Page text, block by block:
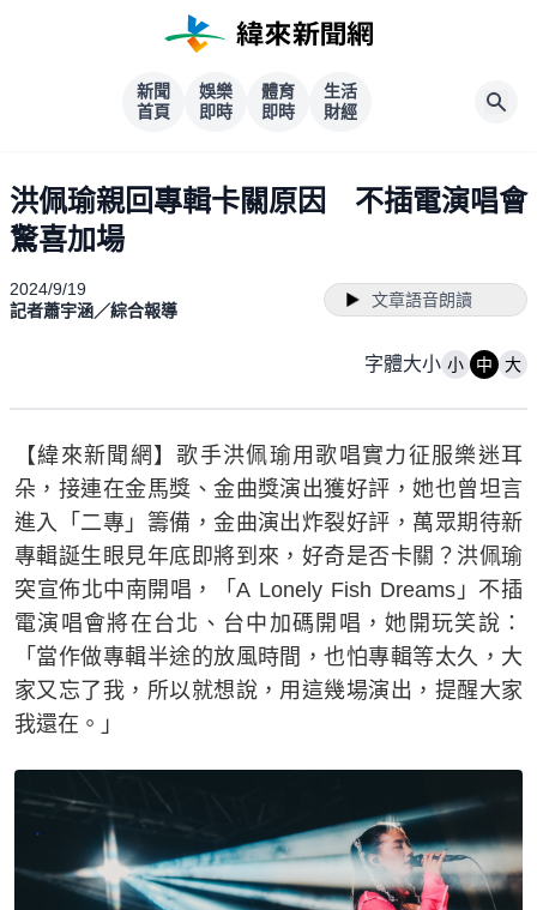
新聞
首頁
娛樂
即時
體育
即時
生活
財經
洪佩瑜親回專輯卡關原因 不插電演唱會
驚喜加場
2024/9/19
記者蕭宇涵／綜合報導
文章語音朗讀
字體大小 小 中 大
【緯來新聞網】歌手洪佩瑜用歌唱實力征服樂迷耳
朵，接連在金馬獎、金曲獎演出獲好評，她也曾坦言
進入「二專」籌備，金曲演出炸裂好評，萬眾期待新
專輯誕生眼見年底即將到來，好奇是否卡關？洪佩瑜
突宣佈北中南開唱，「A Lonely Fish Dreams」不插
電演唱會將在台北、台中加碼開唱，她開玩笑說：
「當作做專輯半途的放風時間，也怕專輯等太久，大
家又忘了我，所以就想說，用這幾場演出，提醒大家
我還在。」